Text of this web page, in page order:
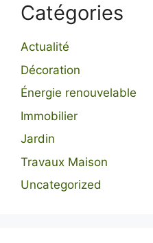
Catégories
Actualité
Décoration
Énergie renouvelable
Immobilier
Jardin
Travaux Maison
Uncategorized